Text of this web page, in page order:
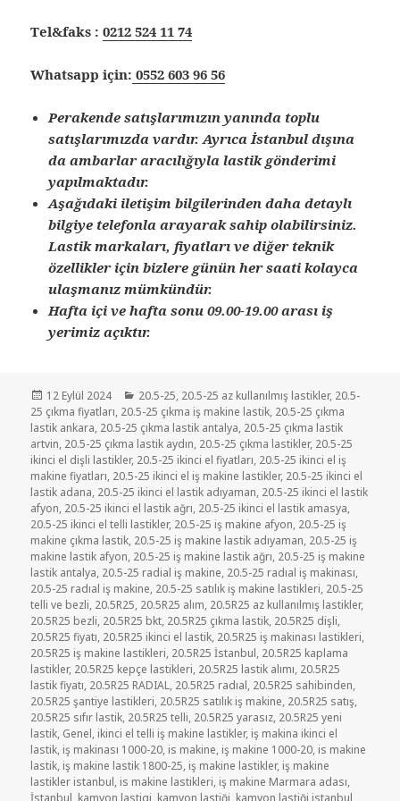
Tel&faks :0212 524 11 74
Whatsapp için: 0552 603 96 56
Perakende satışlarımızın yanında toplu
satışlarımızda vardır. Ayrıca İstanbul dışına
da ambarlar aracılığıyla lastik gönderimi
yapılmaktadır.
Aşağıdaki iletişim bilgilerinden daha detaylı
bilgiye telefonla arayarak sahip olabilirsiniz.
Lastik markaları, fiyatları ve diğer teknik
özellikler için bizlere günün her saati kolayca
ulaşmanız mümkündür.
Hafta içi ve hafta sonu 09.00-19.00 arası iş
yerimiz açıktır.
Yayın
tarihi
12 Eylül 2024 Kategoriler
20.5-25, 20.5-25 az kullanılmış lastikler, 20.5-
25 çıkma fiyatları, 20.5-25 çıkma iş makine lastik, 20.5-25 çıkma
lastik ankara, 20.5-25 çıkma lastik antalya, 20.5-25 çıkma lastik
artvin, 20.5-25 çıkma lastik aydın, 20.5-25 çıkma lastikler, 20.5-25
ikinci el dişli lastikler, 20.5-25 ikinci el fiyatları, 20.5-25 ikinci el iş
makine fiyatları, 20.5-25 ikinci el iş makine lastikler, 20.5-25 ikinci el
lastik adana, 20.5-25 ikinci el lastik adıyaman, 20.5-25 ikinci el lastik
afyon, 20.5-25 ikinci el lastik ağrı, 20.5-25 ikinci el lastik amasya,
20.5-25 ikinci el telli lastikler, 20.5-25 iş makine afyon, 20.5-25 iş
makine çıkma lastik, 20.5-25 iş makine lastik adıyaman, 20.5-25 iş
makine lastik afyon, 20.5-25 iş makine lastik ağrı, 20.5-25 iş makine
lastik antalya, 20.5-25 radial iş makine, 20.5-25 radıal iş makinası,
20.5-25 radıal iş makine, 20.5-25 satılık iş makine lastikleri, 20.5-25
telli ve bezli, 20.5R25, 20.5R25 alım, 20.5R25 az kullanılmış lastikler,
20.5R25 bezli, 20.5R25 bkt, 20.5R25 çıkma lastik, 20.5R25 dişli,
20.5R25 fiyatı, 20.5R25 ikinci el lastik, 20.5R25 iş makinası lastikleri,
20.5R25 iş makine lastikleri, 20.5R25 İstanbul, 20.5R25 kaplama
lastikler, 20.5R25 kepçe lastikleri, 20.5R25 lastik alımı, 20.5R25
lastik fiyatı, 20.5R25 RADIAL, 20.5R25 radıal, 20.5R25 sahibinden,
20.5R25 şantiye lastikleri, 20.5R25 satılık iş makine, 20.5R25 satış,
20.5R25 sıfır lastik, 20.5R25 telli, 20.5R25 yarasız, 20.5R25 yeni
lastik, Genel, ikinci el telli iş makine lastikler, iş makina ikinci el
lastik, iş makinası 1000-20, is makine, iş makine 1000-20, is makine
lastik, iş makine lastik 1800-25, iş makine lastikler, iş makine
lastikler istanbul, is makine lastikleri, iş makine Marmara adası,